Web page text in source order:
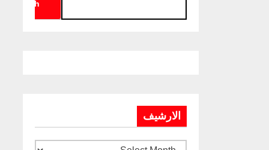
Search
الارشيف